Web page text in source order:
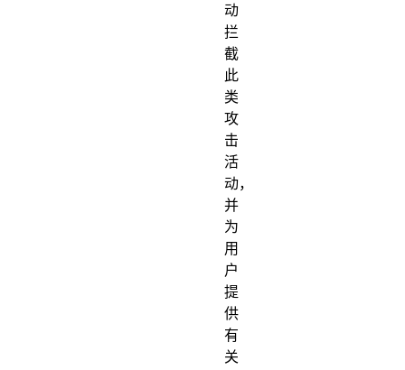
动
拦
截
此
类
攻
击
活
动，
并
为
用
户
提
供
有
关